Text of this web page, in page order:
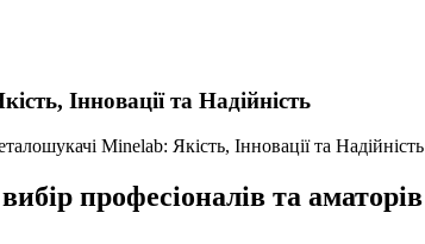
Інновації та Надійність
Minelab: Якість, Інновації та Надійність
професіоналів та аматорів